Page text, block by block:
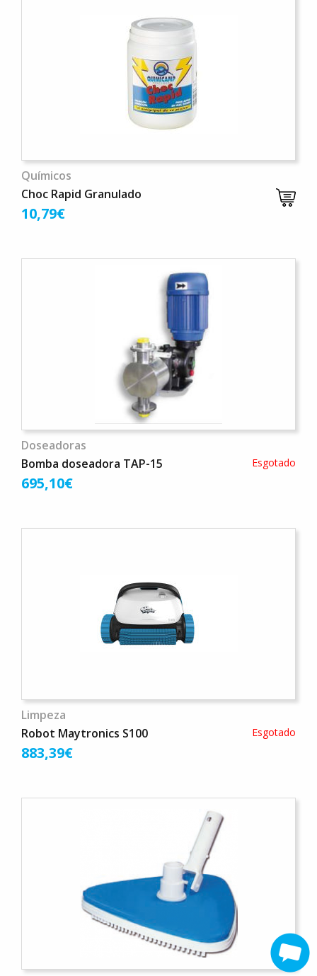
Químicos
Choc Rapid Granulado
10,79€
Doseadoras
Bomba doseadora TAP-15
Esgotado
695,10€
Limpeza
Robot Maytronics S100
Esgotado
883,39€